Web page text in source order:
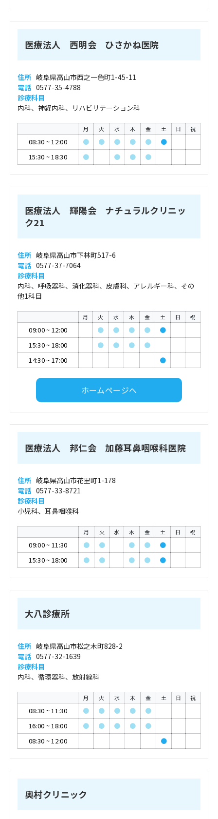
医療法人 西明会 ひさかね医院
住所 岐阜県高山市西之一色町1-45-11
電話 0577-35-4788
診療科目
内科、神経内科、リハビリテーション科
月 火 水 木 金 土 日 祝
08:30 ~12:00 ● ● ● ● ●
●
15:30 ~18:30 ● ● ● ●
医療法人 輝陽会 ナチュラルクリニッ
ク21
住所 岐阜県高山市下林町517-6
電話 0577-37-7064
診療科目
内科、呼吸器科、消化器科、皮膚科、アレルギー科、その
他1科目
月 火 水 木 金 土 日 祝
09:00~ 12:00 ● ● ● ●
●
15:30~ 18:00 ● ● ●
●
14:30~ 17:00 ●
ホームページへ
医療法人 邦仁会 加藤耳鼻咽喉科医院
住所 岐阜県高山市花里町1-178
電話 0577-33-8721
診療科目
小児科、耳鼻咽喉科
月 火 水 木 金 土 日 祝
09:00~ 11:30 ● ● ● ●
●
15:30~ 18:00 ● ● ● ● ●
大八診療所
住所 岐阜県高山市松之木町828-2
電話 0577-32-1639
診療科目
内科、循環器科、放射線科
月 火 水 木 金 土 日 祝
08:30 ~11:30 ● ● ● ●
●
16:00 ~18:00 ● ● ● ●
●
08:30 ~12:00 ●
奥村クリニック